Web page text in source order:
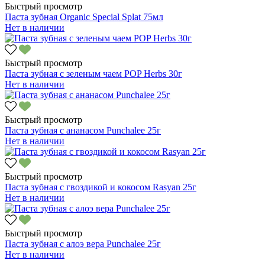
Быстрый просмотр
Паста зубная Organic Special Splat 75мл
Нет в наличии
Быстрый просмотр
Паста зубная с зеленым чаем POP Herbs 30г
Нет в наличии
Быстрый просмотр
Паста зубная с ананасом Punchalee 25г
Нет в наличии
Быстрый просмотр
Паста зубная с гвоздикой и кокосом Rasyan 25г
Нет в наличии
Быстрый просмотр
Паста зубная с алоэ вера Punchalee 25г
Нет в наличии